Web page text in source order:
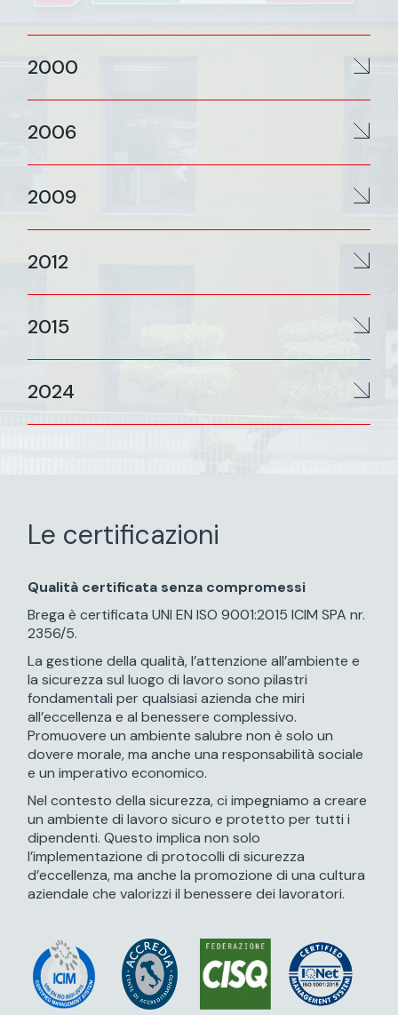
2000
2006
2009
2012
2015
2024
Le certificazioni
Qualità certificata senza compromessi
Brega è certificata UNI EN ISO 9001:2015 ICIM SPA nr.
2356/5.
La gestione della qualità, l’attenzione all’ambiente e
la sicurezza sul luogo di lavoro sono pilastri
fondamentali per qualsiasi azienda che miri
all’eccellenza e al benessere complessivo.
Promuovere un ambiente salubre non è solo un
dovere morale, ma anche una responsabilità sociale
e un imperativo economico.
Nel contesto della sicurezza, ci impegniamo a creare
un ambiente di lavoro sicuro e protetto per tutti i
dipendenti. Questo implica non solo
l’implementazione di protocolli di sicurezza
d’eccellenza, ma anche la promozione di una cultura
aziendale che valorizzi il benessere dei lavoratori.